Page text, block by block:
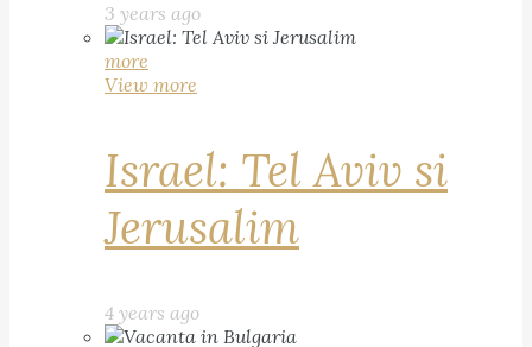
3 years ago
more
View more
Israel: Tel Aviv si
Jerusalim
4 years ago